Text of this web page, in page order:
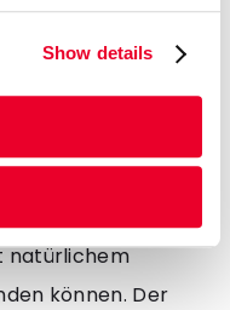
Show details
nach der Befüllung
dem
die
Beutel ist er sehr
Produkte
natürlichem
können. Der